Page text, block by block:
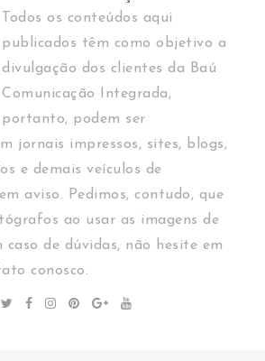
Todos os conteúdos aqui
publicados têm como objetivo a
divulgação dos clientes da Baú
Comunicação Integrada,
portanto, podem ser
jornais impressos, sites, blogs,
e demais veículos de
aviso. Pedimos, contudo, que
ao usar as imagens de
caso de dúvidas, não hesite em
conosco.